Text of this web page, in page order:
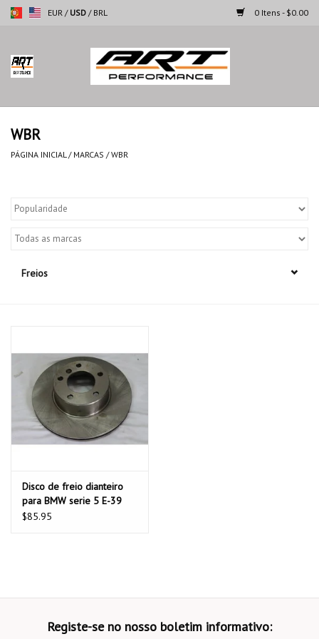
EUR / USD / BRL 0 Itens - $0.00
Página inicial
Motocicletas
Automoveis
WBR
PÁGINA INICIAL / MARCAS /WBR
Freios
Disco de freio dianteiro
para BMW serie 5 E-39
520 523 525 528
$85.95
Registe-se no nosso boletim informativo: